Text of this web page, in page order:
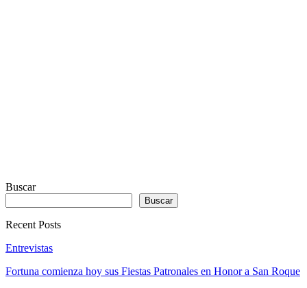
Buscar
Buscar
Recent Posts
Entrevistas
Fortuna comienza hoy sus Fiestas Patronales en Honor a San Roque